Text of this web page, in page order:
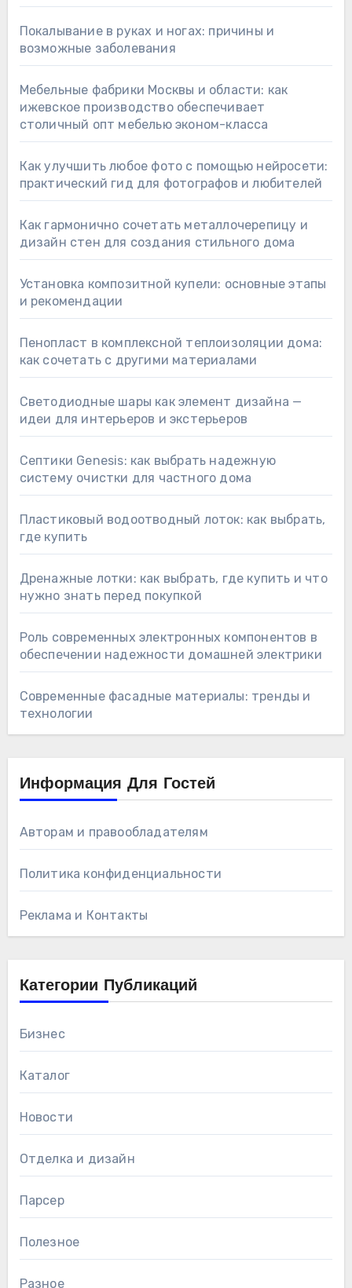
Покалывание в руках и ногах: причины и
возможные заболевания
Мебельные фабрики Москвы и области: как
ижевское производство обеспечивает
столичный опт мебелью эконом-класса
Как улучшить любое фото с помощью нейросети:
практический гид для фотографов и любителей
Как гармонично сочетать металлочерепицу и
дизайн стен для создания стильного дома
Установка композитной купели: основные этапы
и рекомендации
Пенопласт в комплексной теплоизоляции дома:
как сочетать с другими материалами
Светодиодные шары как элемент дизайна —
идеи для интерьеров и экстерьеров
Септики Genesis: как выбрать надежную
систему очистки для частного дома
Пластиковый водоотводный лоток: как выбрать,
где купить
Дренажные лотки: как выбрать, где купить и что
нужно знать перед покупкой
Роль современных электронных компонентов в
обеспечении надежности домашней электрики
Современные фасадные материалы: тренды и
технологии
Информация Для Гостей
Авторам и правообладателям
Политика конфиденциальности
Реклама и Контакты
Категории Публикаций
Бизнес
Каталог
Новости
Отделка и дизайн
Парсер
Полезное
Разное